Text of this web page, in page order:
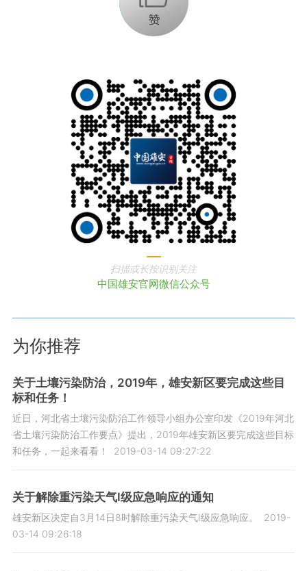
扫描或长按识别关注
中国雄安官网微信公众号
为你推荐
关于土壤污染防治，2019年，雄安新区要完成这些目
标和任务！
近日，河北省土壤污染防治工作领导小组办公室印发《2019年河北
省土壤污染防治工作要点》提出，2019年雄安新区要完成这些目标
和任务，一起来看看！
2019-03-14 09:27:22
关于解除重污染天气Ⅰ级应急响应的通知
雄安新区决定自3月14日8时解除重污染天气Ⅰ级应急响应。
2019-
03-14 09:26:18